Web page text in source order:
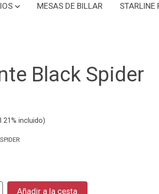
MESAS DE BILLAR STARLINE
Black Spider
21% incluido)
SPIDER
Añadir a la cesta